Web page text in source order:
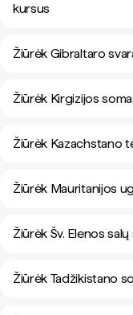
kursus
Žiūrėk Gibraltaro
Žiūrėk Kirgizijos
Žiūrėk Kazachstano
Žiūrėk Mauritanijos
Žiūrėk Šv. Elenos
Žiūrėk Tadžikistano